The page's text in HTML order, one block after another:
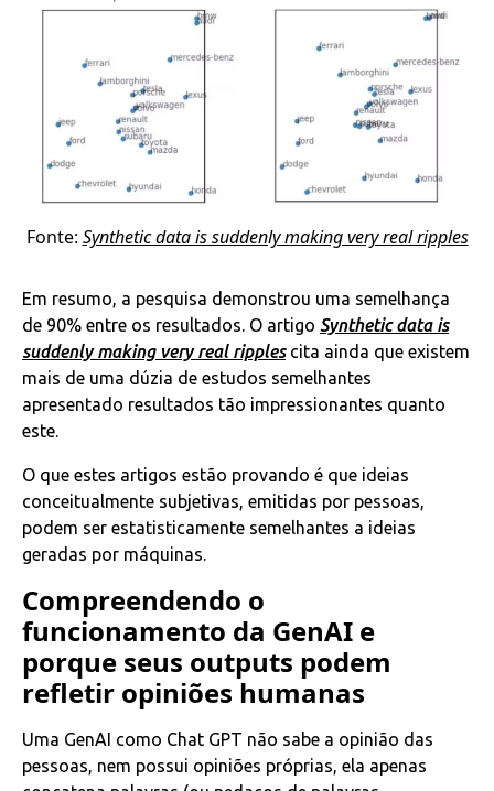
Fonte: Synthetic data is suddenly making very real ripples
Em resumo, a pesquisa demonstrou uma semelhança
de 90% entre os resultados. O artigo Synthetic data is
suddenly making very real ripplescita ainda que existem
mais de uma dúzia de estudos semelhantes
apresentado resultados tão impressionantes quanto
este.
O que estes artigos estão provando é que ideias
conceitualmente subjetivas, emitidas por pessoas,
podem ser estatisticamente semelhantes a ideias
geradas por máquinas.
Compreendendo o
funcionamento da GenAI e
porque seus outputs podem
refletir opiniões humanas
Uma GenAI como Chat GPT não sabe a opinião das
pessoas, nem possui opiniões próprias, ela apenas